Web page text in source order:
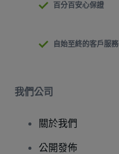
百分百安心保證
自始至終的客戶服務
我們公司
關於我們
公開發佈